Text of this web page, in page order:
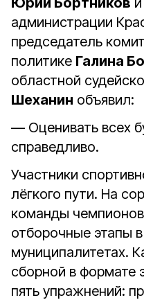
администрации
председатель
политике Галина
областной
Шеханин объявил:
— Оценивать всех
справедливо.
Участники
лёгкого пути. На
команды
отборочные этапы
муниципалитетах.
сборной в формате
пять упражнений: